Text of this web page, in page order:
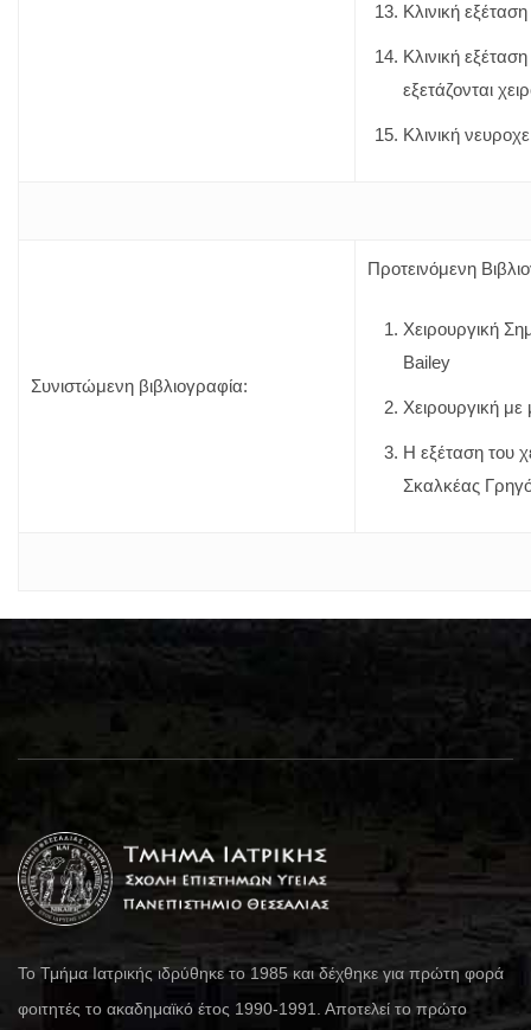
Κλινική
Κλινική
εξετάζονται
Κλινική
Συνιστώμενη βιβλιογραφία:
Προτεινόμενη
Χειρουργική
Bailey
Χειρουργική
H εξέταση του
Σκαλκέας
Το Τμήμα Ιατρικής ιδρύθηκε το 1985 και δέχθηκε για πρώτη φορά
φοιτητές το ακαδημαϊκό έτος 1990-1991. Αποτελεί το πρώτο